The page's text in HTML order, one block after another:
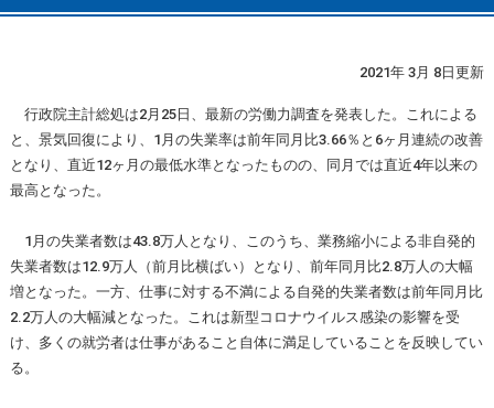
2021年 3月 8日更新
行政院主計総処は2月25日、最新の労働力調査を発表した。これによる
と、景気回復により、1月の失業率は前年同月比3.66％と6ヶ月連続の改善
となり、直近12ヶ月の最低水準となったものの、同月では直近4年以来の
最高となった。
1月の失業者数は43.8万人となり、このうち、業務縮小による非自発的
失業者数は12.9万人（前月比横ばい）となり、前年同月比2.8万人の大幅
増となった。一方、仕事に対する不満による自発的失業者数は前年同月比
2.2万人の大幅減となった。これは新型コロナウイルス感染の影響を受
け、多くの就労者は仕事があること自体に満足していることを反映してい
る。